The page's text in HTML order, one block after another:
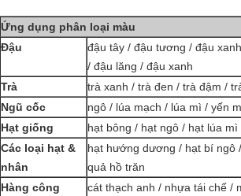
Ứng dụng phân loại màu
Đậu
đậu tây / đậu tương / đậu
/ đậu lăng / đậu xanh
Trà
trà xanh / trà đen / trà đậm /
Ngũ cốc
ngô / lúa mạch / lúa mì / yến
Hạt giống
hạt bông / hạt ngô / hạt lúa
Các loại hạt &
nhân
hạt hướng dương / hạt bí ngô
quả hồ trăn
Hàng công
cát thạch anh / nhựa tái chế /